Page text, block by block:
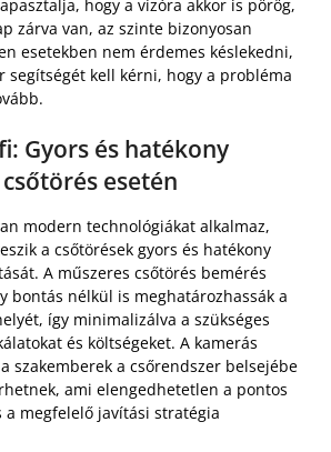
hogy a vízóra akkor is pörög,
zárva van, az szinte bizonyosan
esetekben nem érdemes késlekedni,
segítségét kell kérni, hogy a probléma
Gyors és hatékony
esetén
modern technológiákat alkalmaz,
a csőtörések gyors és hatékony
A műszeres csőtörés bemérés
bontás nélkül is meghatározhassák a
így minimalizálva a szükséges
és költségeket. A kamerás
szakemberek a csőrendszer belsejébe
ami elengedhetetlen a pontos
a megfelelő javítási stratégia